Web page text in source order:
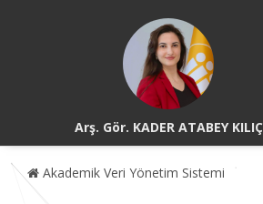
Arş. Gör. KADER ATABEY KILIÇ
Akademik Veri Yönetim Sistemi